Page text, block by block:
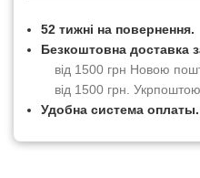
52 тижні на повернення.
Безкоштовна доставка
від 1500 грн Новою
від 1500 грн. Укрпоштою
Удобна система оплаты.